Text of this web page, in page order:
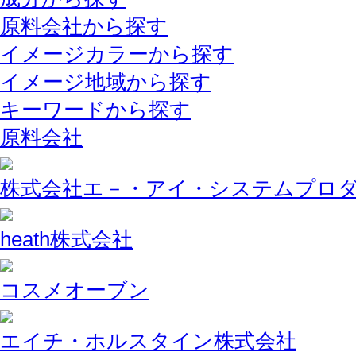
原料会社から探す
イメージカラーから探す
イメージ地域から探す
キーワードから探す
原料会社
株式会社エ－・アイ・システムプロ
heath株式会社
コスメオーブン
エイチ・ホルスタイン株式会社